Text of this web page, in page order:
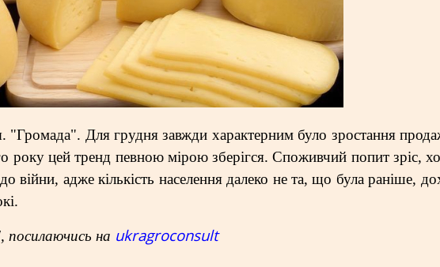
"Громада". Для грудня завжди характерним було зростання
року цей тренд певною мірою зберігся. Споживчий попит зріс,
війни, адже кількість населення далеко не та, що була раніше,
посилаючись на ukragroconsult